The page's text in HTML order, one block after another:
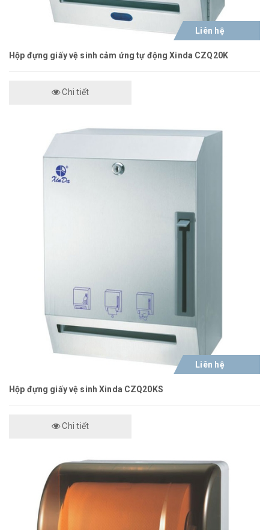
Liên hệ
Hộp đựng giấy vệ sinh cảm ứng tự động Xinda CZQ20K
Chi tiết
Liên hệ
Hộp đựng giấy vệ sinh Xinda CZQ20KS
Chi tiết